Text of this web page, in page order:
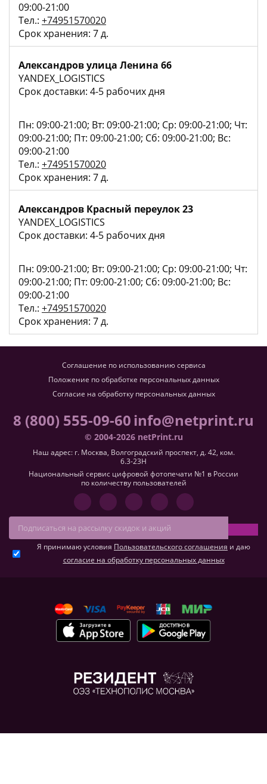
09:00-21:00
Тел.: +74951570020
Срок хранения: 7 д.
Александров улица Ленина 66
YANDEX_LOGISTICS
Срок доставки: 4-5 рабочих дня
Пн: 09:00-21:00; Вт: 09:00-21:00; Ср: 09:00-21:00; Чт:
09:00-21:00; Пт: 09:00-21:00; Сб: 09:00-21:00; Вс:
09:00-21:00
Тел.: +74951570020
Срок хранения: 7 д.
Александров Красный переулок 23
YANDEX_LOGISTICS
Срок доставки: 4-5 рабочих дня
Пн: 09:00-21:00; Вт: 09:00-21:00; Ср: 09:00-21:00; Чт:
09:00-21:00; Пт: 09:00-21:00; Сб: 09:00-21:00; Вс:
09:00-21:00
Тел.: +74951570020
Срок хранения: 7 д.
Соглашение по использованию сервиса
Положение по обработке персональных данных
Согласие на обработку персональных данных
8 (800) 555-09-60info@netprint.ru
© 2004-2026 netPrint.ru
Наш адрес: г. Москва, Волгоградский проспект, д. 42, ком.
6.3-23H
Национальный сервис цифровой фотопечати №1 в России
по количеству пользователей
Я принимаю условия Пользовательского соглашения и даю
согласие на обработку персональных данных